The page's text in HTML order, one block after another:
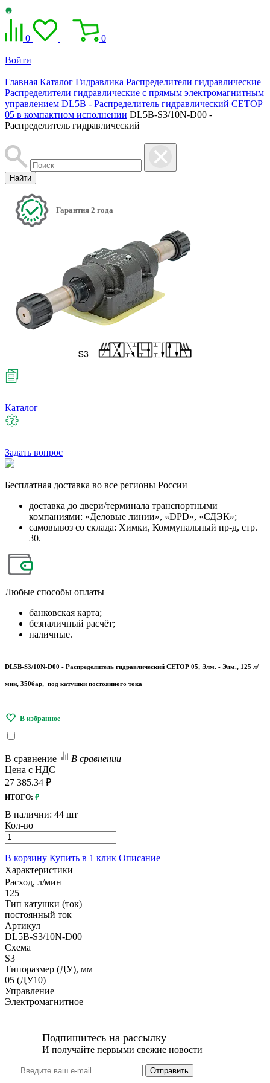
0 0
Войти
Главная Каталог Гидравлика Распределители гидравлические
Распределители гидравлические с прямым электромагнитным
управлением DL5B - Распределитель гидравлический CETOP
05 в компактном исполнении DL5B-S3/10N-D00 -
Распределитель гидравлический
Найти
Гарантия 2 года
Каталог
Задать вопрос
Бесплатная доставка во все регионы России
доставка до двери/терминала транспортными
компаниями: «Деловые линии», «DPD», «СДЭК»;
самовывоз со склада: Химки, Коммунальный пр-д, стр.
30.
Любые способы оплаты
банковская карта;
безналичный расчёт;
наличные.
DL5B-S3/10N-D00 - Распределитель гидравлический СЕТОР 05, Элм. - Элм., 125 л/
мин, 350бар, под катушки постоянного тока
В сравнение
В сравнении
Цена с НДС
27 385.34 ₽
ИТОГО: ₽
В наличии: 44 шт
Кол-во
В корзину Купить в 1 клик Описание
Характеристики
Расход, л/мин
125
Тип катушки (ток)
постоянный ток
Артикул
DL5B-S3/10N-D00
Схема
S3
Типоразмер (ДУ), мм
05 (ДУ10)
Управление
Электромагнитное
Подпишитесь на рассылку
И получайте первыми свежие новости
Отправить